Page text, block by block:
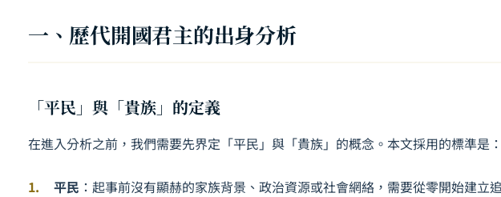
一、歷代開國君主的出身分析
「平民」與「貴族」的定義
在進入分析之前，我們需要先界定「平民」與「貴族」的概念。本文採用的標準是：
平民 ：起事前沒有顯赫的家族背景、政治資源或社會網絡，需要從零開始建立